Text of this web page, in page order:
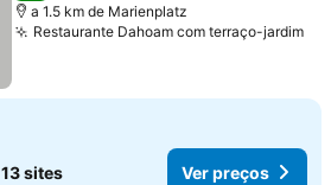
a 1.5 km de Marienplatz
Restaurante Dahoam com terraço-jardim
13 sites Ver preços